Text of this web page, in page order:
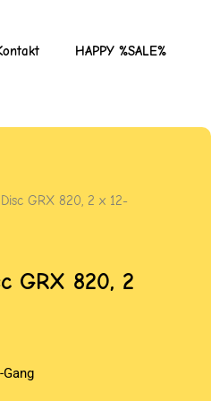
HAPPY %SALE%
GRX 820, 2 x 12-
GRX 820, 2